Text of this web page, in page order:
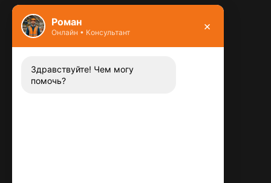
Контакты
Заказать звонок
Роман
Онлайн • Консультант ×
Здравствуйте! Чем могу
помочь?